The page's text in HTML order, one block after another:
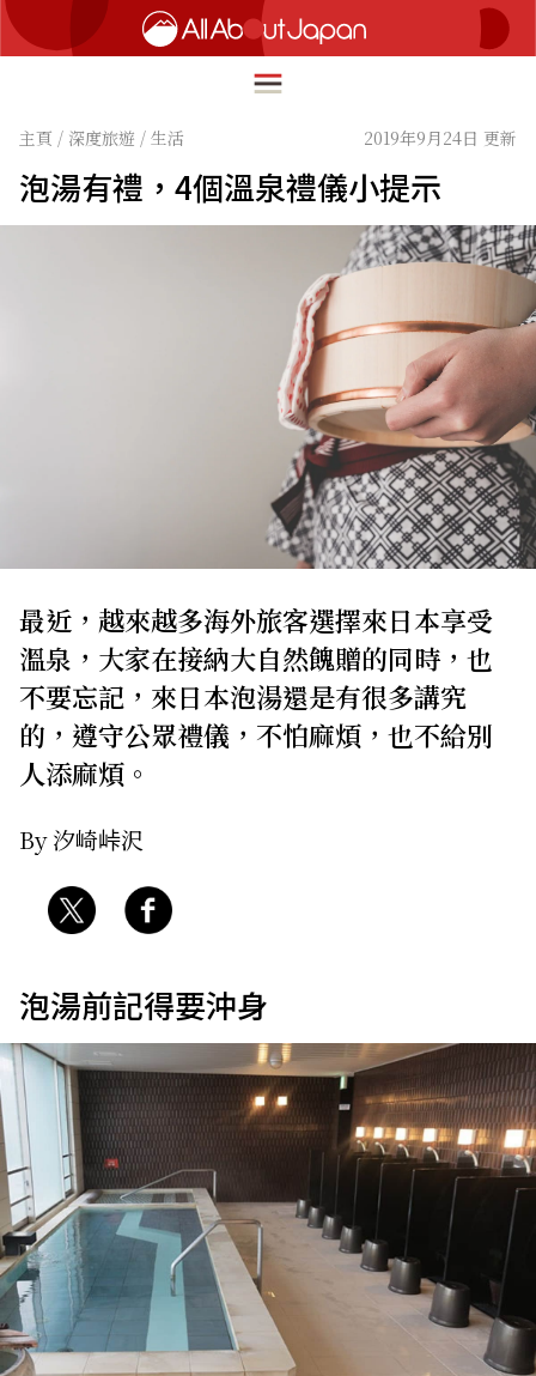
English
简体中文
ภาษาไทย
한국어
日本語
HOME
主頁 / 深度旅遊 / 生活 2019年9月24日 更新
泡湯有禮，4個溫泉禮儀小提示
最近，越來越多海外旅客選擇來日本享受
溫泉，大家在接納大自然餽贈的同時，也
不要忘記，來日本泡湯還是有很多講究
的，遵守公眾禮儀，不怕麻煩，也不給別
人添麻煩。
By 汐崎峠沢
泡湯前記得要沖身